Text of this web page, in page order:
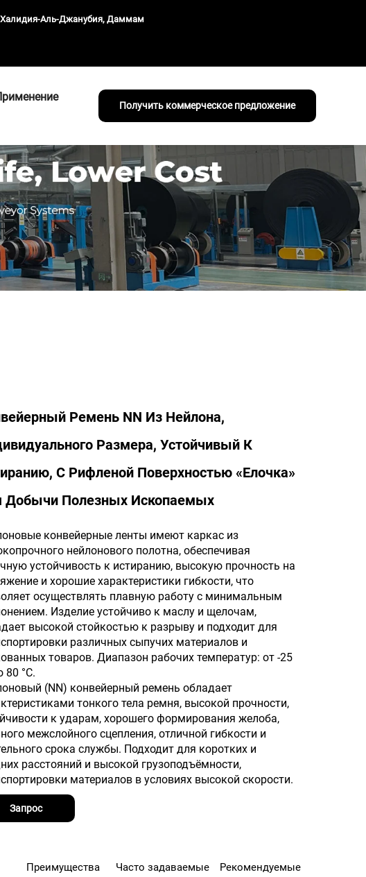
Халидия-Аль-Джанубия, Даммам
Получить коммерческое предложение
Ремень NN Из Нейлона,
Размера, Устойчивый К
С Рифленой Поверхностью «елочка»
Добычи Полезных Ископаемых
конвейерные ленты имеют каркас из
нейлонового полотна, обеспечивая
устойчивость к истиранию, высокую прочность на
и хорошие характеристики гибкости, что
осуществлять плавную работу с минимальным
Изделие устойчиво к маслу и щелочам,
высокой стойкостью к разрыву и подходит для
различных сыпучих материалов и
товаров. Диапазон рабочих температур: от -25
80 °C.
(NN) конвейерный ремень обладает
тонкого тела ремня, высокой прочности,
к ударам, хорошего формирования желоба,
межслойного сцепления, отличной гибкости и
срока службы. Подходит для коротких и
расстояний и высокой грузоподъёмности,
материалов в условиях высокой скорости.
Запрос
Преимущества Часто задаваемые Рекомендуемые